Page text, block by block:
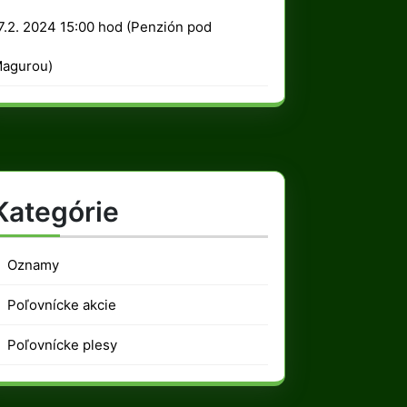
2024
2024 15:00 hod (Penzión pod
Oznamy
Poľovnícke akcie
Poľovnícke plesy